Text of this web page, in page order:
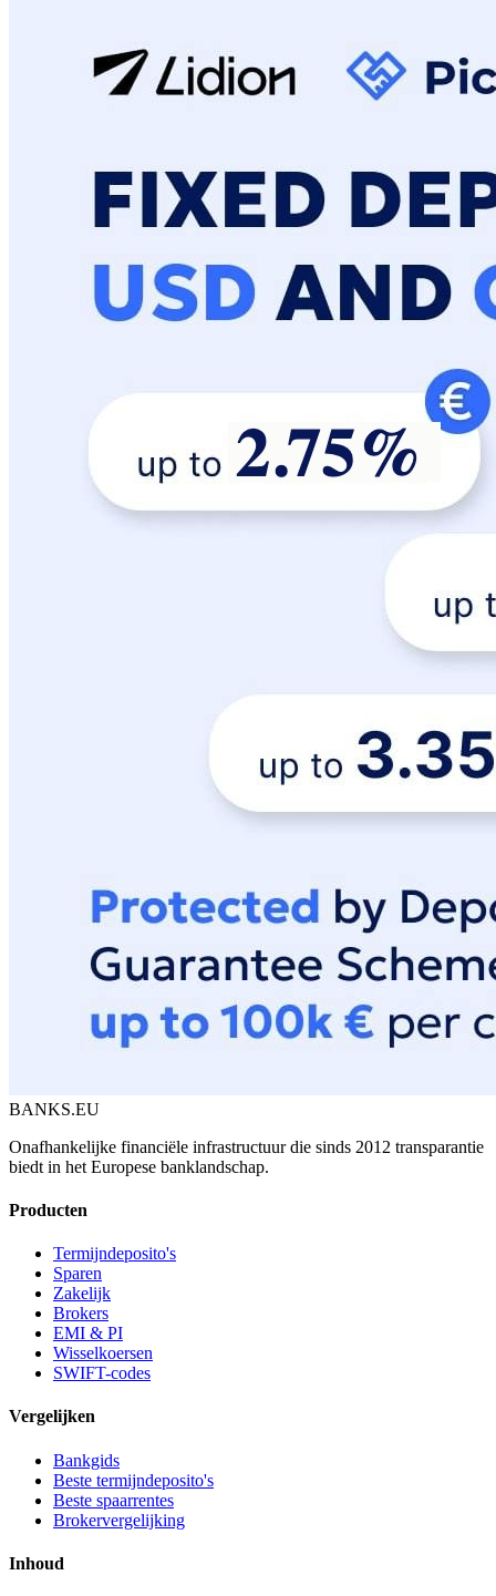
BANKS.EU
Onafhankelijke financiële infrastructuur die sinds 2012 transparantie
biedt in het Europese banklandschap.
Producten
Termijndeposito's
Sparen
Zakelijk
Brokers
EMI & PI
Wisselkoersen
SWIFT-codes
Vergelijken
Bankgids
Beste termijndeposito's
Beste spaarrentes
Brokervergelijking
Inhoud